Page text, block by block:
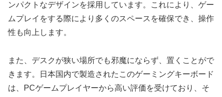
ンパクトなデザインを採用しています。これにより、ゲー
ムプレイをする際により多くのスペースを確保でき、操作
性も向上します。
また、デスクが狭い場所でも邪魔にならず、置くことがで
きます。日本国内で製造されたこのゲーミングキーボード
は、PCゲームプレイヤーから高い評価を受けており、そ